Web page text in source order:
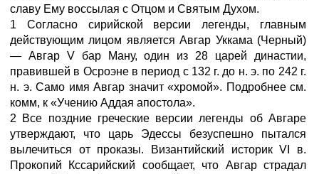
славу Ему воссылая с Отцом и Святым Духом.
1 Согласно сирийской версии легенды, главным
действующим лицом является Авгар Уккама (Черный)
— Авгар V бар Ману, один из 28 царей династии,
правившей в Осроэне в период с 132 г. до н. э. по 242 г.
н. э. Само имя Авгар значит «хромой». Подробнее см.
комм, к «Учению Аддая апостола».
2 Все поздние греческие версии легенды об Авгаре
утверждают, что царь Эдессы безуспешно пытался
вылечиться от проказы. Византийский историк VI в.
Прокопий Кссарийский сообщает, что Авгар страдал